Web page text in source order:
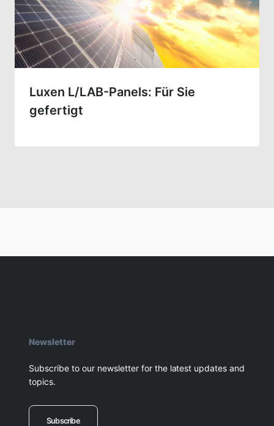
Luxen L/LAB-Panels: Für Sie
gefertigt
Newsletter
Subscribe to our newsletter for the latest updates and
topics.
Subscribe